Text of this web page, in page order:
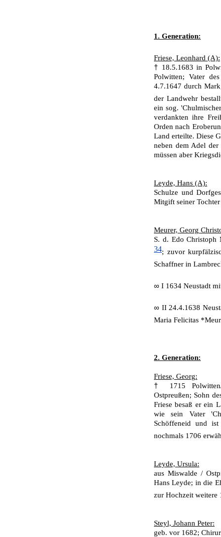
1. Generation:
Friese, Leonhard (A):
† 18.5.1683 in
Polwitten; Vater
4.7.1647 durch
der Landwehr
ein sog.
verdankten ihre
Orden nach
Land er­teilte. Diese
ne­ben dem Adel der
müssen aber
Leyde, Hans (A):
Schulze und
Mitgift seiner
Meurer, Georg
S. d. Edo Christoph
34; zuvor
Schaffner in
∞ I 1634 Neustadt
∞ II 24.4.1638
Maria Felicitas
2. Generation:
Friese, Georg:
† 1715
Ostpreußen; Sohn
Friese besaß er ein
wie sein Vater
Schöffeneid und
nochmals 1706
Leyde, Ursula:
aus Miswalde /
Hans Leyde; in die
zur Hochzeit weitere
Steyl, Johann Peter:
geb. vor 1682;